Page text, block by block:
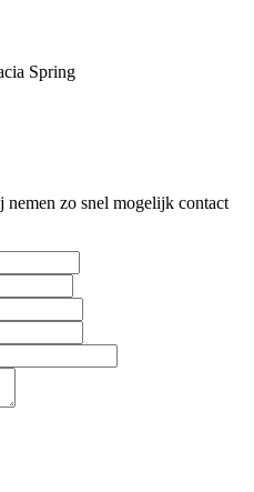
Spring
zo snel mogelijk contact